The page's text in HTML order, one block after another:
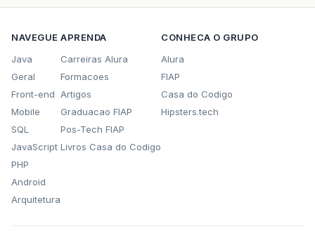
NAVEGUE
Java
Geral
Front-end
Mobile
SQL
JavaScript
PHP
Android
Arquitetura
APRENDA
Carreiras Alura
Formacoes
Artigos
Graduacao FIAP
Pos-Tech FIAP
Livros Casa do Codigo
CONHECA O GRUPO
Alura
FIAP
Casa do Codigo
Hipsters.tech